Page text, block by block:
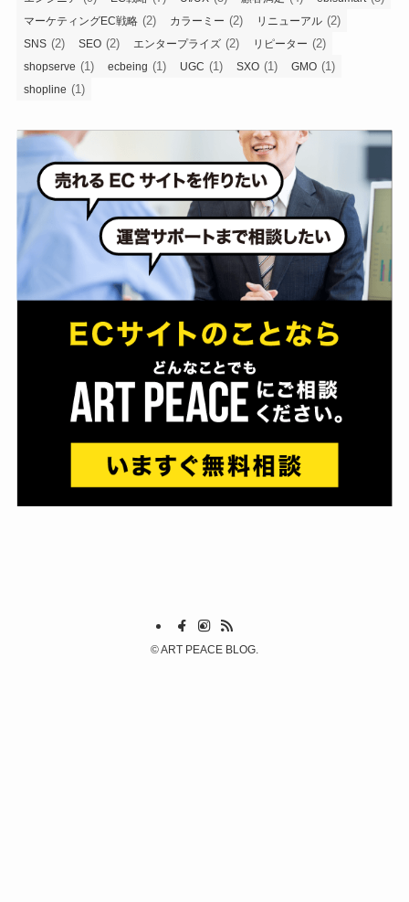
マーケティングEC戦略 (2) カラーミー (2) リニューアル (2)
SNS (2) SEO (2) エンタープライズ (2) リピーター (2)
shopserve (1) ecbeing (1) UGC (1) SXO (1) GMO (1)
shopline (1)
©ART PEACE BLOG.